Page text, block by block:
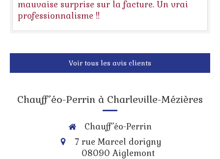
mauvaise surprise sur la facture. Un vrai
professionnalisme !!
Voir tous les avis clients
Chauff’éo-Perrin à Charleville-Mézières
Chauff’éo-Perrin
7 rue Marcel dorigny
08090 Aiglemont